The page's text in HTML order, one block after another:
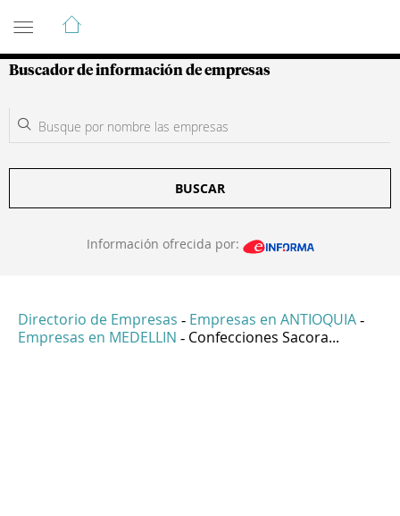
Guía de Empresas Colombianas
Buscador de información de empresas
BUSCAR
Información ofrecida por:
Directorio de Empresas - Empresas en ANTIOQUIA -
Empresas en MEDELLIN - Confecciones Sacora...